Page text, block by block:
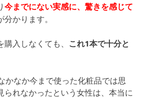
今までにない実感に、驚きを感じて
分かります。
入しなくても、 これ1本で十分と
かなか今まで使った化粧品では思
られなかったという女性は、本当に